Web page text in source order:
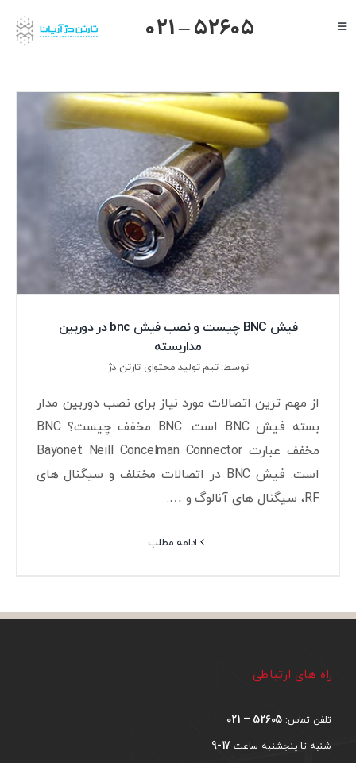
to
Toggle
گرنداستریم
میکروتیک
هایک ویژن
تیاندی
درباره ما
021 – 52605
فیش BNC چیست و نصب فیش bnc در دوربین
مداربسته
توسط: تیم تولید محتوای تارتن دژ
از مهم ترین اتصالات مورد نیاز برای نصب دوربین مدار
بسته فیش BNC است. BNC مخفف چیست؟ BNC
مخفف عبارت Bayonet Neill Concelman Connector
است. فیش BNC در اتصالات مختلف و سیگنال های
RF، سیگنال های آنالوگ و ….
ادامه مطلب
راه های ارتباطی
تلفن تماس: 52605 – 021
شنبه تا پنجشنبه ساعت 17-9